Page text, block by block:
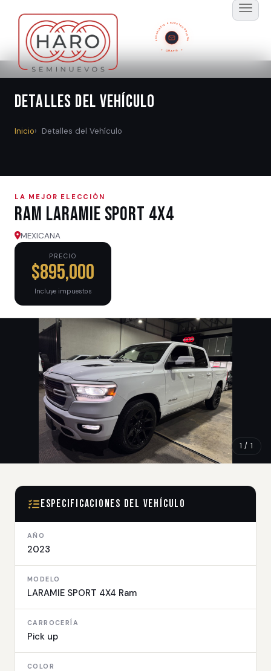
SUSCRÍBETE A NUESTRO BOLETÍN
GRATIS
Detalles del Vehículo
Inicio Detalles del Vehículo
LA MEJOR ELECCIÓN
Ram LARAMIE SPORT 4X4
MEXICANA
PRECIO
$895,000
Incluye impuestos
1 / 1
Especificaciones del Vehículo
AÑO
2023
MODELO
LARAMIE SPORT 4X4 Ram
CARROCERÍA
Pick up
COLOR